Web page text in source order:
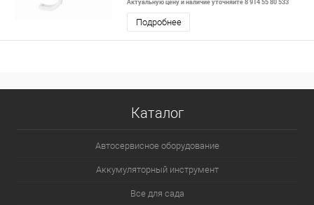
Подробнее
Каталог
Автосервисное оборудование
Аккумуляторный инструмент
Все для сада